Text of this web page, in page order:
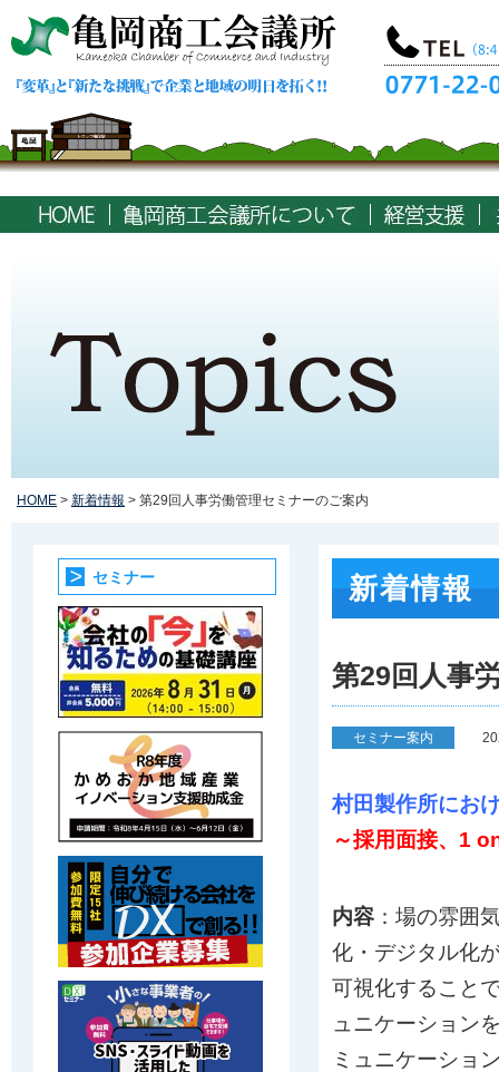
HOME > 新着情報 > 第29回人事労働管理セミナーのご案内
新着情報
第29回人事
セミナー案内
村田製作所にお
～採用面接、1
内容 ：場の雰囲
化・デジタル化
可視化すること
ュニケーション
ミュニケーショ
セミナー